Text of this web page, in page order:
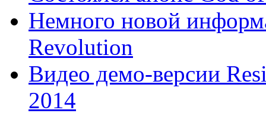
Немного новой
Revolution
Видео демо-версии
2014